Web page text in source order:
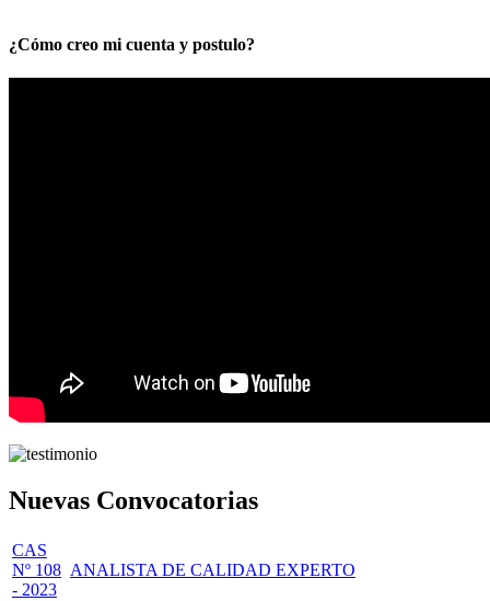
¿Cómo creo mi cuenta y postulo?
Nuevas Convocatorias
CAS
Nº 108
- 2023
ANALISTA DE CALIDAD EXPERTO